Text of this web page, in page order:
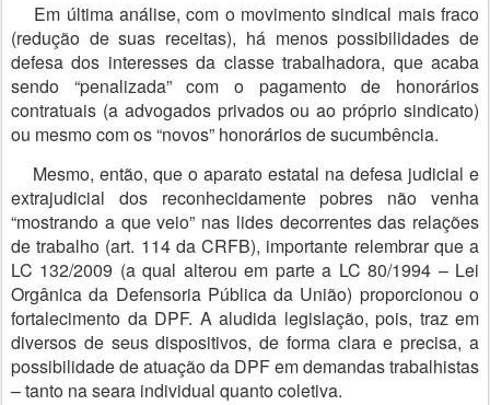
Em última análise, com o movimento sindical mais fraco
(redução de suas receitas), há menos possibilidades de
defesa dos interesses da classe trabalhadora, que acaba
sendo “penalizada” com o pagamento de honorários
contratuais (a advogados privados ou ao próprio sindicato)
ou mesmo com os “novos” honorários de sucumbência.
Mesmo, então, que o aparato estatal na defesa judicial e
extrajudicial dos reconhecidamente pobres não venha
“mostrando a que veio” nas lides decorrentes das relações
de trabalho (art. 114 da CRFB), importante relembrar que a
LC 132/2009 (a qual alterou em parte a LC 80/1994 – Lei
Orgânica da Defensoria Pública da União) proporcionou o
fortalecimento da DPF. A aludida legislação, pois, traz em
diversos de seus dispositivos, de forma clara e precisa, a
possibilidade de atuação da DPF em demandas trabalhistas
– tanto na seara individual quanto coletiva.